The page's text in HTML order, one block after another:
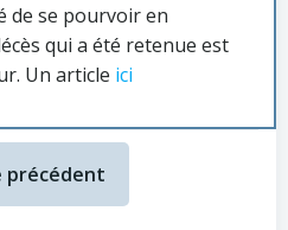
de se pourvoir en
qui a été retenue est
Un article ici